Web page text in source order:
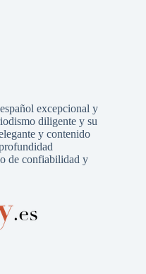
excepcional y
diligente y su
y contenido
de confiabilidad y